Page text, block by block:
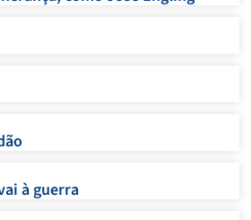
à guerra